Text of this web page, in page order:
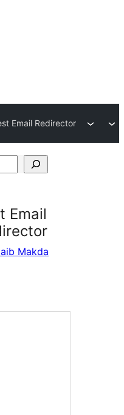
Email Redirector
Email
Makda